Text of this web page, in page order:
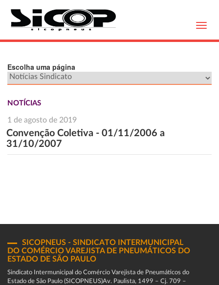
Escolha uma página
NOTÍCIAS
1 de agosto de 2019
Convenção Coletiva - 01/11/2006 a
31/10/2007
SICOPNEUS - SINDICATO INTERMUNICIPAL
DO COMÉRCIO VAREJISTA DE PNEUMÁTICOS DO
ESTADO DE SÃO PAULO
Sindicato Intermunicipal do Comércio Varejista de Pneumáticos do
Estado de São Paulo (SICOPNEUS)Av. Paulista, 1499 – Cj. 709 –